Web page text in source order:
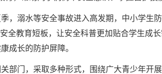
，溺水等安全事故进入高发期，中小学生
全教育短板，让安全科普更加贴合学生成
成长的防护屏障。
部门，采取多种形式，围绕广大青少年开